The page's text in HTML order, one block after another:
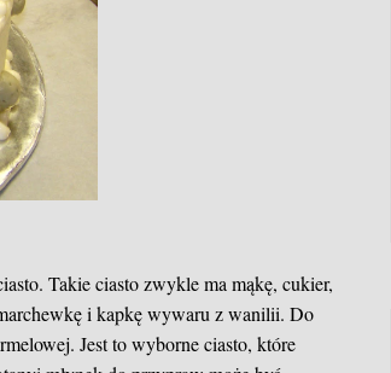
Takie ciasto zwykle ma mąkę, cukier,
i kapkę wywaru z wanilii. Do
Jest to wyborne ciasto, które